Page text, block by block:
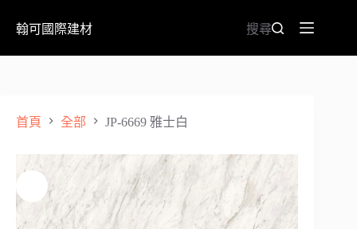
翰可國際建材 搜尋
首頁 全部 JP-6669 雅士白